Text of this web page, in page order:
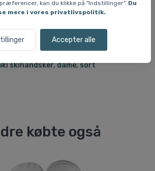
kan du klikke på "Indstillinger". Du
mere i vores privatlivspolitik.
Accepter alle
skihandsker, dame, sort
købte også